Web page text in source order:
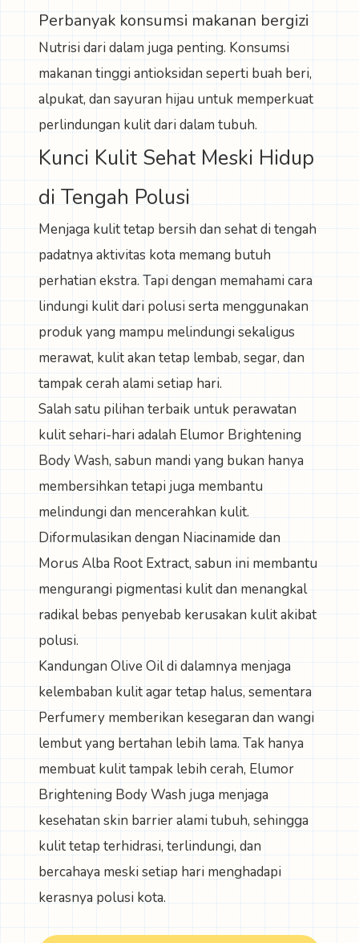
Perbanyak konsumsi makanan bergizi
Nutrisi dari dalam juga penting. Konsumsi
makanan tinggi antioksidan seperti buah beri,
alpukat, dan sayuran hijau untuk memperkuat
perlindungan kulit dari dalam tubuh.
Kunci Kulit Sehat Meski Hidup
di Tengah Polusi
Menjaga kulit tetap bersih dan sehat di tengah
padatnya aktivitas kota memang butuh
perhatian ekstra. Tapi dengan memahami cara
lindungi kulit dari polusi serta menggunakan
produk yang mampu melindungi sekaligus
merawat, kulit akan tetap lembab, segar, dan
tampak cerah alami setiap hari.
Salah satu pilihan terbaik untuk perawatan
kulit sehari-hari adalah Elumor Brightening
Body Wash, sabun mandi yang bukan hanya
membersihkan tetapi juga membantu
melindungi dan mencerahkan kulit.
Diformulasikan dengan Niacinamide dan
Morus Alba Root Extract, sabun ini membantu
mengurangi pigmentasi kulit dan menangkal
radikal bebas penyebab kerusakan kulit akibat
polusi.
Kandungan Olive Oil di dalamnya menjaga
kelembaban kulit agar tetap halus, sementara
Perfumery memberikan kesegaran dan wangi
lembut yang bertahan lebih lama. Tak hanya
membuat kulit tampak lebih cerah, Elumor
Brightening Body Wash juga menjaga
kesehatan skin barrier alami tubuh, sehingga
kulit tetap terhidrasi, terlindungi, dan
bercahaya meski setiap hari menghadapi
kerasnya polusi kota.